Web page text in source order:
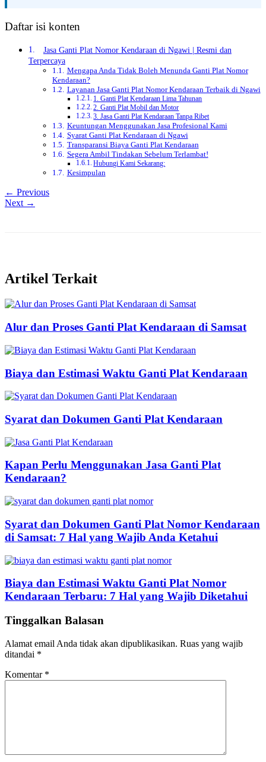
Daftar isi konten
Jasa Ganti Plat Nomor Kendaraan di Ngawi | Resmi dan
Terpercaya
Mengapa Anda Tidak Boleh Menunda Ganti Plat Nomor
Kendaraan?
Layanan Jasa Ganti Plat Nomor Kendaraan Terbaik di Ngawi
1. Ganti Plat Kendaraan Lima Tahunan
2. Ganti Plat Mobil dan Motor
3. Jasa Ganti Plat Kendaraan Tanpa Ribet
Keuntungan Menggunakan Jasa Profesional Kami
Syarat Ganti Plat Kendaraan di Ngawi
Transparansi Biaya Ganti Plat Kendaraan
Segera Ambil Tindakan Sebelum Terlambat!
Hubungi Kami Sekarang:
Kesimpulan
← Previous
Next →
Artikel Terkait
Alur dan Proses Ganti Plat Kendaraan di Samsat
Biaya dan Estimasi Waktu Ganti Plat Kendaraan
Syarat dan Dokumen Ganti Plat Kendaraan
Kapan Perlu Menggunakan Jasa Ganti Plat
Kendaraan?
Syarat dan Dokumen Ganti Plat Nomor Kendaraan
di Samsat: 7 Hal yang Wajib Anda Ketahui
Biaya dan Estimasi Waktu Ganti Plat Nomor
Kendaraan Terbaru: 7 Hal yang Wajib Diketahui
Tinggalkan Balasan
Alamat email Anda tidak akan dipublikasikan. Ruas yang wajib
ditandai *
Komentar *